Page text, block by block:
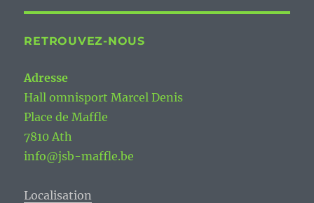
RETROUVEZ-NOUS
Adresse
Hall omnisport Marcel Denis
Place de Maffle
7810 Ath
info@jsb-maffle.be
Localisation